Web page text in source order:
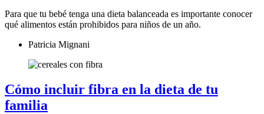
Para que tu bebé tenga una dieta balanceada es importante conocer
qué alimentos están prohibidos para niños de un año.
Patricia Mignani
Cómo incluir fibra en la dieta de tu
familia